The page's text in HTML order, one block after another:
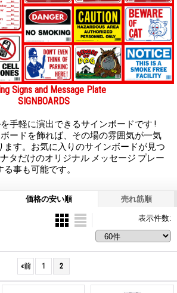
Signs and Message Plate
SIGNBOARDS
手軽に演出できるサインボードです !
ボードを飾れば、その場の雰囲気が一気
ます。お気に入りのサインボードが見つ
タだけのオリジナル メッセージ プレー
事も可能です。
価格の安い順 売れ筋順
表示件数:
«前 1 2